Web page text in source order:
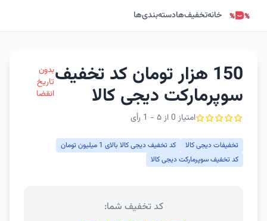
خانهتخفیف‌هادسته‌بندی‌ها
150 هزار تومان کد تخفیف
سوپرمارکت دیجی کالا
امتیاز 0 از ۵ - 1 رأی
بدون
تاریخ
انقضا
تخفیفات دیجی کالا
کد تخفیف دیجی کالا بالای 1 میلیون تومان
کد تخفیف سوپرمارکت دیجی کالا
کد تخفیف شما: